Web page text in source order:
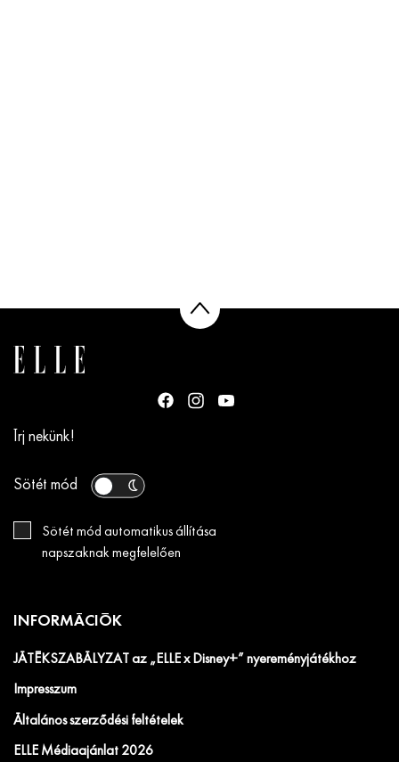
Írj nekünk!
Sötét mód
Sötét mód automatikus állítása
napszaknak megfelelően
INFORMÁCIÓK
JÁTÉKSZABÁLYZAT az „ELLE x Disney+” nyereményjátékhoz
Impresszum
Általános szerződési feltételek
ELLE Médiaajánlat 2026